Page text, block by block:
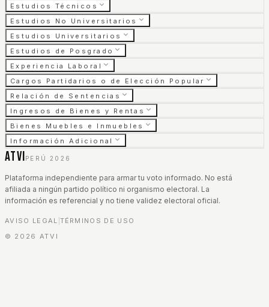
Estudios Técnicos
Estudios No Universitarios
Estudios Universitarios
Estudios de Posgrado
Experiencia Laboral
Cargos Partidarios o de Elección Popular
Relación de Sentencias
Ingresos de Bienes y Rentas
Bienes Muebles e Inmuebles
Información Adicional
ATVI PERÚ 2026
Plataforma independiente para armar tu voto informado. No está
afiliada a ningún partido político ni organismo electoral. La
información es referencial y no tiene validez electoral oficial.
AVISO LEGAL TÉRMINOS DE USO
© 2026 ATVI